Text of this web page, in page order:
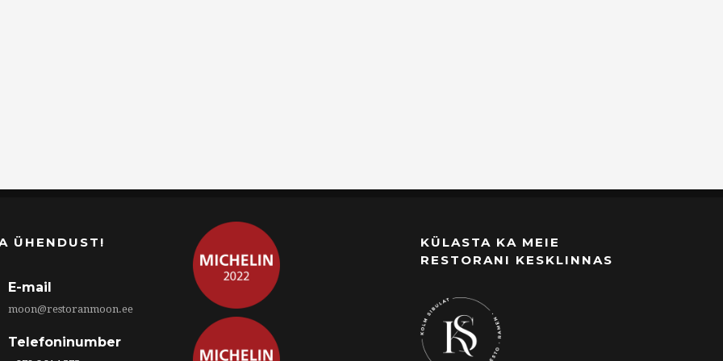
ÜHENDUST!
E-mail
moon@restoranmoon.ee
Telefoninumber
KÜLASTA KA MEIE
RESTORANI KESKLINNAS